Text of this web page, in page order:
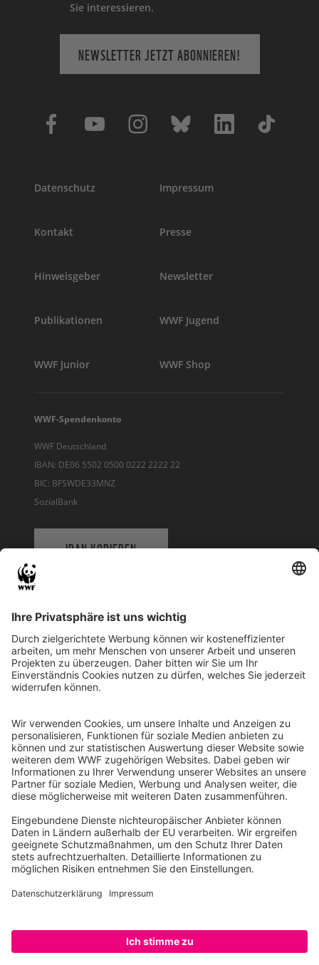
Sie interessieren.
NEWSLETTER JETZT ABONNIEREN!
Datenschutz Impressum
Kontakt Presse
Hinweisgeber Newsletter
Publikationen WWF Jugend
WWF Junior WWF Shop
WWF-Spendenkonto
WWF Deutschland
IBAN: DE06 5502 0500 0222 2222 22
BIC: BFSWDE33MNZ
SozialBank
IBAN KOPIEREN
WWF Deutschland
Reinhardtstr. 18
10117 Berlin
Ihre Spende kann steuerlich geltend gemacht werden
Registriert als Stiftung WWF Deutschland, Senatsverwaltung für
Justiz Berlin, Az: 3416/976/2
Umsatzsteuer-Identifikationsnummer: DE 114236103
Freistellungsbescheid: Als gemeinnützige Körperschaft befreit
von der Körperschaftssteuer gem. §5 I 9 KStg. unter der
Steuernummer 27/641/09321